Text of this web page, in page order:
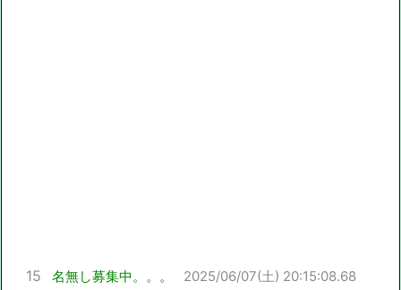
15 名無し募集中。。。 2025/06/07(土) 20:15:08.68